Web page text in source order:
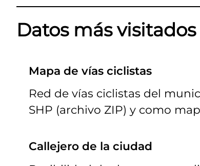
Datos más visitados
Mapa de vías ciclistas
Red de vías ciclistas del
SHP (archivo ZIP) y como
Callejero de la ciudad